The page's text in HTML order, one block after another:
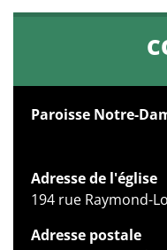
Paroisse Notre-
Adresse de l'église
194 rue Raymond-
Adresse postale